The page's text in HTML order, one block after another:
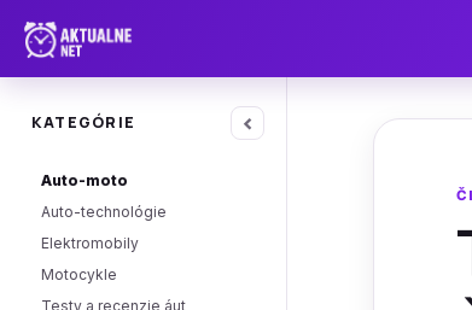
KATEGÓRIE ‹
Auto-moto
Auto-technológie
Elektromobily
Motocykle
Testy a recenzie áut